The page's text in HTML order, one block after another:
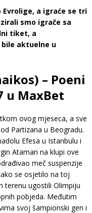
Evrolige, a igraće se tri
smo igrače sa
tiket, a
aktuelne u
– Poeni
u MaxBet
ovog mjeseca, a sve
Partizana u Beogradu.
Efesa u Istanbulu i
Ataman na klupi ove
meč suspenzije
se osjetilo na toj
terenu ugostili Olimpiju
pobjeda. Međutim
svoj šampionski gen i